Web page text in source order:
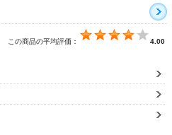
この商品の平均評価： 4.00